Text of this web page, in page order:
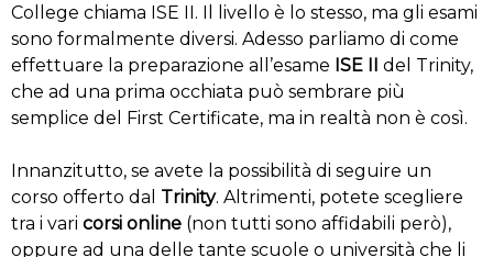
College chiama ISE II. Il livello è lo stesso, ma gli esami
sono formalmente diversi. Adesso parliamo di come
effettuare la preparazione all’esame ISE II del Trinity,
che ad una prima occhiata può sembrare più
semplice del First Certificate, ma in realtà non è così.
Innanzitutto, se avete la possibilità di seguire un
corso offerto dal Trinity. Altrimenti, potete scegliere
tra i vari corsi online (non tutti sono affidabili però),
oppure ad una delle tante scuole o università che li